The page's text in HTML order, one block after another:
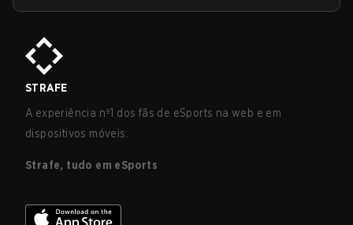
STRAFE
A experiência nº1 dos fãs de eSports na web e em
dispositivos móveis.
Strafe, tudo em eSports